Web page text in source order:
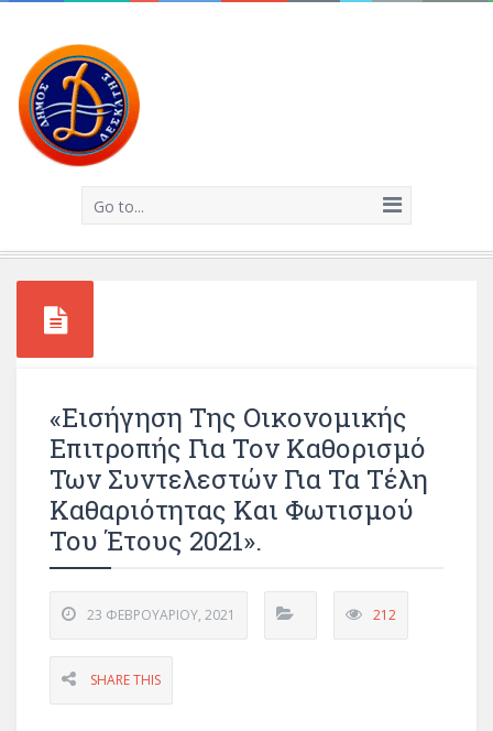
Go to...
«Εισήγηση Της Οικονομικής
Επιτροπής Για Τον Καθορισμό
Των Συντελεστών Για Τα Τέλη
Καθαριότητας Και Φωτισμού
Του Έτους 2021».
23 ΦΕΒΡΟΥΑΡΊΟΥ, 2021 212
SHARE THIS